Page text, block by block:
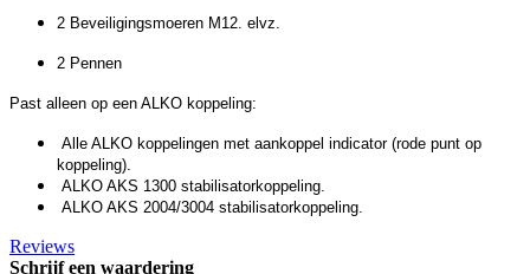
2 Beveiligingsmoeren M12. elvz.
2 Pennen
Past alleen op een ALKO koppeling:
Alle ALKO koppelingen met aankoppel indicator (rode punt op
koppeling).
ALKO AKS 1300 stabilisatorkoppeling.
ALKO AKS 2004/3004 stabilisatorkoppeling.
Reviews
Schrijf een waardering